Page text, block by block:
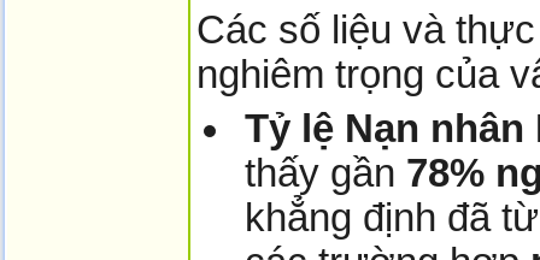
Các số liệu và
nghiêm trọng của
Tỷ lệ Nạn
thấy gần 78%
khẳng định đã